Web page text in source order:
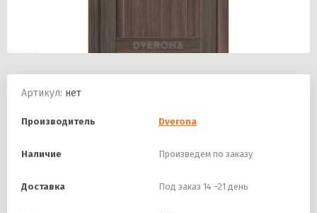
Артикул: нет
Производитель Dverona
Наличие Произведем по заказу
Доставка Под заказ 14 -21 день